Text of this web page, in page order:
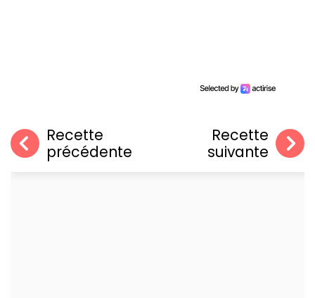
Recette
précédente
Recette
suivante